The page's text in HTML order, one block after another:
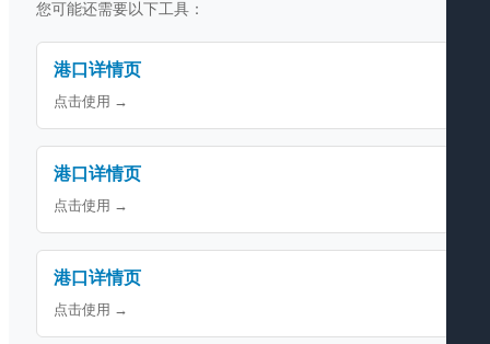
您可能还需要以下工具：
港口详情页
点击使用 →
港口详情页
点击使用 →
港口详情页
点击使用 →